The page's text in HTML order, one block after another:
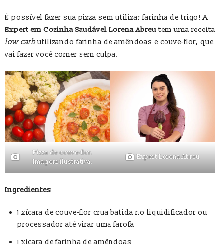
É possível fazer sua pizza sem utilizar farinha de trigo! A
Expert em Cozinha Saudável Lorena Abreu tem uma receita
low carbutilizando farinha de amêndoas e couve-flor, que
vai fazer você comer sem culpa.
Pizza de couve-flor.
Imagem ilustrativa.
Expert Lorena Abreu
Ingredientes
1 xícara de couve-flor crua batida no liquidificador ou
processador até virar uma farofa
1 xícara de farinha de amêndoas